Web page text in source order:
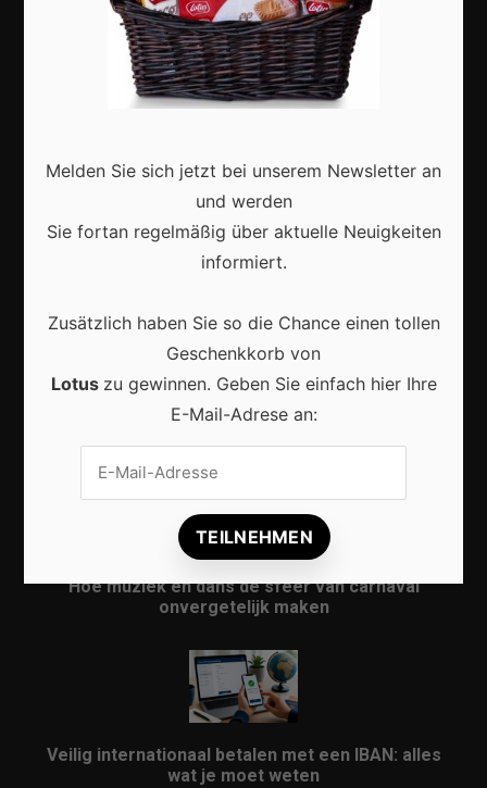
Karneval in Deutschland: Traditionen, Kostüme und
moderne Feierkultur
Karneval in Berlin erleben: Kreativität, Kultur und
Gemeinschaft auf einzigartige Weise entdecken
Vrijwilligers maken van carnaval een onvergetelijk
Hoe muziek en dans de sfeer van carnaval
onvergetelijk maken
Veilig internationaal betalen met een IBAN: alles
wat je moet weten
Melden Sie sich jetzt bei unserem Newsletter an
und werden
Sie fortan regelmäßig über aktuelle Neuigkeiten
informiert.
Zusätzlich haben Sie so die Chance einen tollen
Geschenkkorb von
Lotus zu gewinnen. Geben Sie einfach hier Ihre
E-Mail-Adrese an: